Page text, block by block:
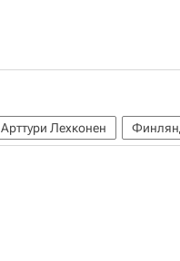
Арттури Лехконен